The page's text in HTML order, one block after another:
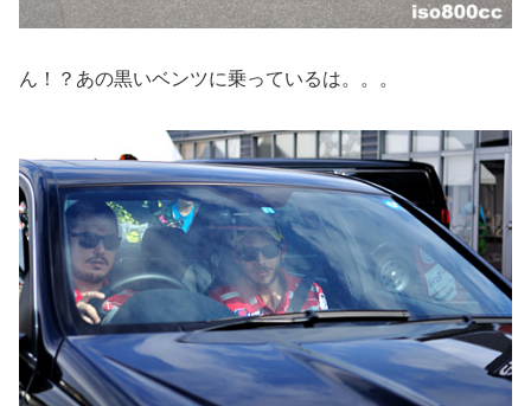
ん！？あの黒いベンツに乗っているは。。。